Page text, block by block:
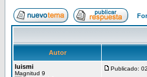
Autor
luismi
Magnitud 9
Publicado: